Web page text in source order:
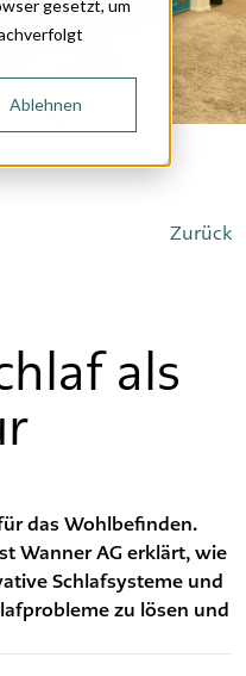
gesetzt, um
Ablehnen
Zurück
als
das Wohlbefinden.
Wanner AG erklärt, wie
Schlafsysteme und
zu lösen und